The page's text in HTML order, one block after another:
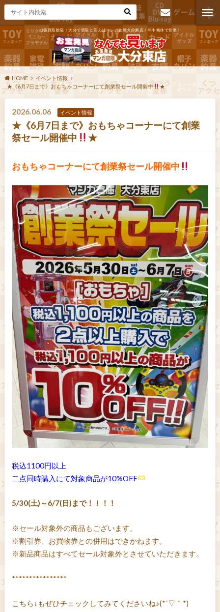
出張買取歓迎！大分で買取と言えばマンガ倉庫大分東店！年中無休で営業！
お問い合わ
せ
HOME
イベント情報
★《6月7日まで》おもちゃコーナーにて創業祭セール開催中
★
2026.06.06 イベント情報
★《6月7日まで》おもちゃコーナーにて創業
祭セール開催中
★
おもちゃコーナーにて創業祭セール開催中
税込1100円以上
二点同時購入にて対象商品が10%OFF
5/30(土)～6/7(日)まで！！！！
※セール対象外の商品もございます。
※割引券、お買物券との併用はできかねます。
※新品商品はすべてセール対象外とさせていただきます。
****************
こちら↓もぜひチェックしてみてくださいね♪(*´▽｀*)